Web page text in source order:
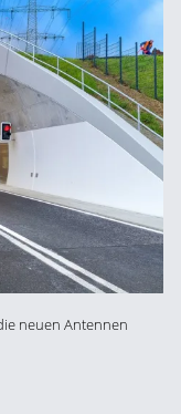
neuen Antennen